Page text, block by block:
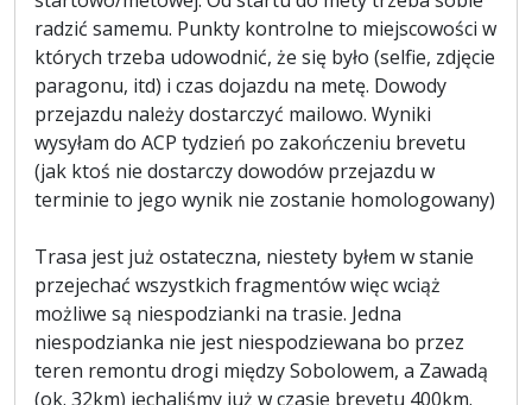
radzić samemu. Punkty kontrolne to miejscowości w
których trzeba udowodnić, że się było (selfie, zdjęcie
paragonu, itd) i czas dojazdu na metę. Dowody
przejazdu należy dostarczyć mailowo. Wyniki
wysyłam do ACP tydzień po zakończeniu brevetu
(jak ktoś nie dostarczy dowodów przejazdu w
terminie to jego wynik nie zostanie homologowany)
Trasa jest już ostateczna, niestety byłem w stanie
przejechać wszystkich fragmentów więc wciąż
możliwe są niespodzianki na trasie. Jedna
niespodzianka nie jest niespodziewana bo przez
teren remontu drogi między Sobolowem, a Zawadą
(ok. 32km) jechaliśmy już w czasie brevetu 400km.